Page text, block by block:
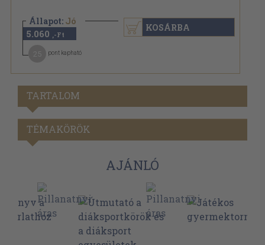
Állapot: Jó
5.060 ,-Ft
pont kapható
KOSÁRBA
TARTALOM
TÉMAKÖRÖK
AJÁNLÓ